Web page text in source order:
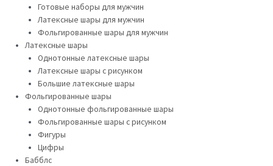
Готовые наборы для мужчин
Латексные шары для мужчин
Фольгированные шары для мужчин
Латексные шары
Однотонные латексные шары
Латексные шары с рисунком
Большие латексные шары
Фольгированные шары
Однотонные фольгированные шары
Фольгированные шары с рисунком
Фигуры
Цифры
Бабблс